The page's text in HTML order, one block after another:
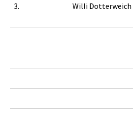
3. Willi Dotterweich